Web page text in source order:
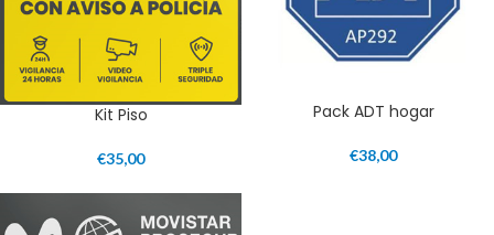
Kit Piso
€35,00
Pack ADT hogar
€38,00